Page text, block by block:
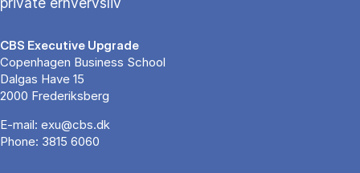
CBS Executive Upgrade
Copenhagen Business School
Dalgas Have 15
2000 Frederiksberg
E-mail: exu@cbs.dk
Phone: 3815 6060